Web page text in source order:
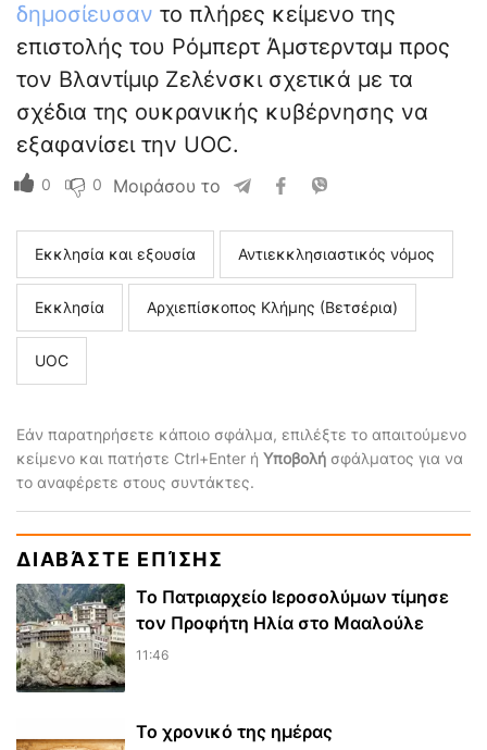
δημοσίευσαν το πλήρες κείμενο της
επιστολής του Ρόμπερτ Άμστερνταμ προς
τον Βλαντίμιρ Ζελένσκι σχετικά με τα
σχέδια της ουκρανικής κυβέρνησης να
εξαφανίσει την UOC.
0 0 Μοιράσου το
Εκκλησία και εξουσία Αντιεκκλησιαστικός νόμος
Εκκλησία Αρχιεπίσκοπος Κλήμης (Βετσέρια)
UOC
Εάν παρατηρήσετε κάποιο σφάλμα, επιλέξτε το απαιτούμενο
κείμενο και πατήστε Ctrl+Enter ή Υποβολή σφάλματος για να
το αναφέρετε στους συντάκτες.
ΔΙΑΒΆΣΤΕ ΕΠΊΣΗΣ
Το Πατριαρχείο Ιεροσολύμων τίμησε
τον Προφήτη Ηλία στο Μααλούλε
11:46
Το χρονικό της ημέρας